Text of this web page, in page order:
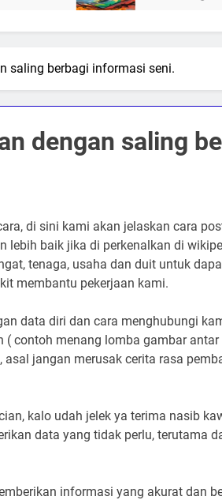
saling berbagi informasi seni.
dengan saling
di sini kami akan jelaskan cara
lebih baik jika di perkenalkan di
tenaga, usaha dan duit untuk
membantu pekerjaan kami.
data diri dan cara menghubungi
contoh menang lomba gambar
jangan merusak cerita rasa
kalo udah jelek ya terima nasib
data yang tidak perlu, terutama
informasi yang akurat dan